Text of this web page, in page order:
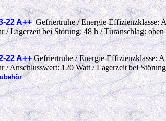
22 A++ Gefriertruhe / Energie-Effizienzklasse:
/ Lagerzeit bei Störung: 48 h / Türanschlag:
22 A++Gefriertruhe / Energie-Effizienzklasse:
/ Anschlusswert: 120 Watt / Lagerzeit bei